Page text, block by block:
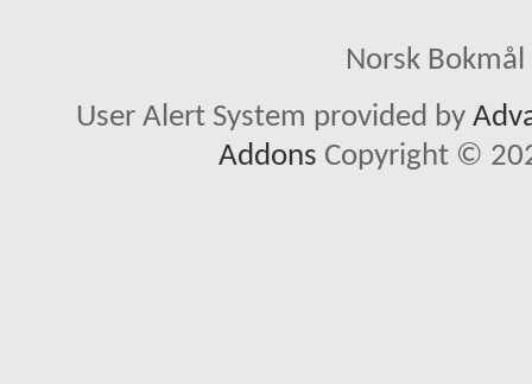
Norsk
User Alert System provided by
Addons Copyright ©